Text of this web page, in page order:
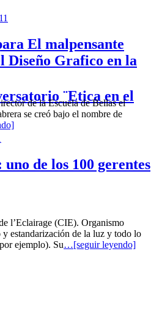
El malpensante
¨Etica en el
de los 100 gerentes
Diseño Grafico en la
de la Escuela de Bellas el
se creó bajo el nombre de
l’Eclairage (CIE). Organismo
estandarización de la luz y todo lo
ejemplo). Su…[seguir leyendo]